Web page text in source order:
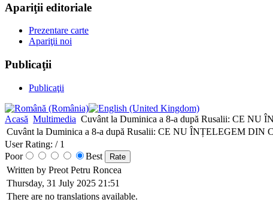
Apariţii editoriale
Prezentare carte
Apariţii noi
Publicaţii
Publicaţii
Acasă Multimedia Cuvânt la Duminica a 8-a după Rusalii: CE
Cuvânt la Duminica a 8-a după Rusalii: CE NU ÎNȚELEGEM
User Rating: / 1
Poor
Best
Written by Preot Petru Roncea
Thursday, 31 July 2025 21:51
There are no translations available.